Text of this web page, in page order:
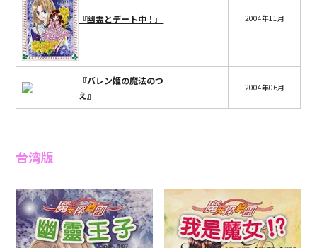
『幽霊とデート中！』 2004年11月
『バレン姫の魔法のつ
え』
2004年06月
台湾版